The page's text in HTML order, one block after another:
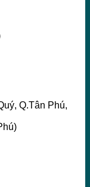
Q.Tân Phú,